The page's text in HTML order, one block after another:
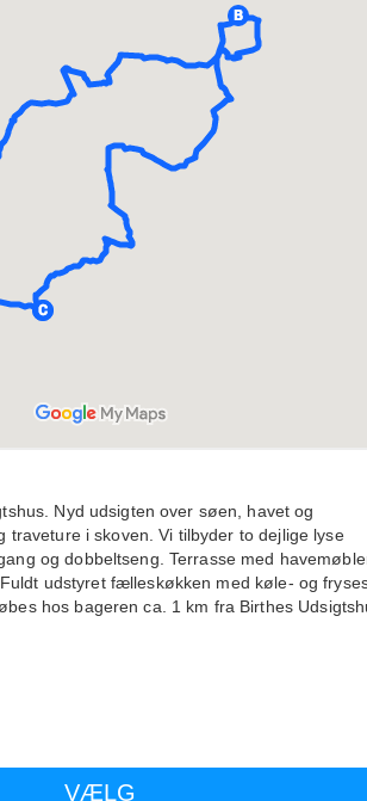
Nyd udsigten over søen, havet og
traveture i skoven. Vi tilbyder to dejlige lyse
og dobbeltseng. Terrasse med
udstyret fælleskøkken med køle- og
hos bageren ca. 1 km fra Birthes